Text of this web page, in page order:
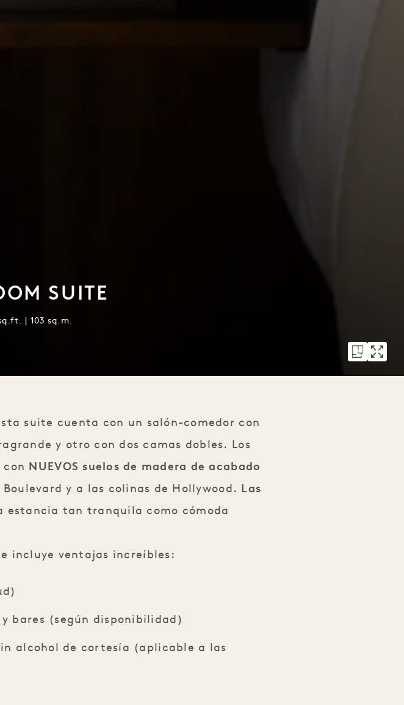
SUITE
| 103 sq.m.
suite cuenta con un salón-comedor con
y otro con dos camas dobles. Los
NUEVOS suelos de madera de acabado
y a las colinas de Hollywood. Las
estancia tan tranquila como cómoda
incluye ventajas increíbles:
bares (según disponibilidad)
alcohol de cortesía (aplicable a las